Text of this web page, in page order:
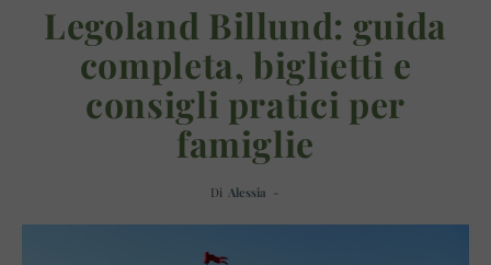
Legoland Billund: guida
completa, biglietti e
consigli pratici per
famiglie
Di Alessia -